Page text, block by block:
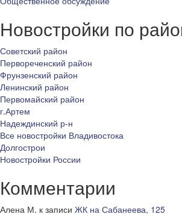
Новостройки по
Советский район
Первореченский район
Фрунзенский район
Ленинский район
Первомайский район
г.Артем
Надеждинский р-н
Все новостройки Владивостока
Долгострои
Новостройки России
Комментарии
Алена М. к записи ЖК на Сабанеева, 125